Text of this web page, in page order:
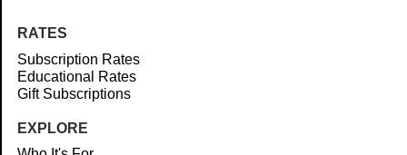
RATES
Subscription Rates
Educational Rates
Gift Subscriptions
EXPLORE